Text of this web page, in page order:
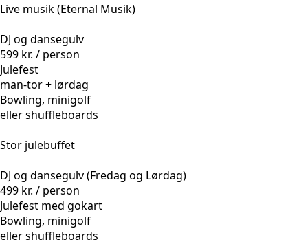
Live musik (Eternal Musik)
DJ og dansegulv
599 kr. / person
Julefest
man-tor + lørdag
Bowling, minigolf
eller shuffleboards
Stor julebuffet
DJ og dansegulv (Fredag og Lørdag)
499 kr. / person
Julefest med gokart
Bowling, minigolf
eller shuffleboards